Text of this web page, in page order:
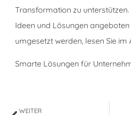
Transformation zu
Ideen und Lösungen angeboten
umgesetzt werden, lesen Sie im
Smarte Lösungen für
WEITER